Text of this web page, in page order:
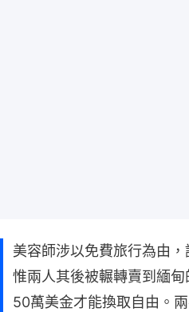
美容師涉以免費旅行為由，
惟兩人其後被輾轉賣到緬
50萬美金才能換取自由。